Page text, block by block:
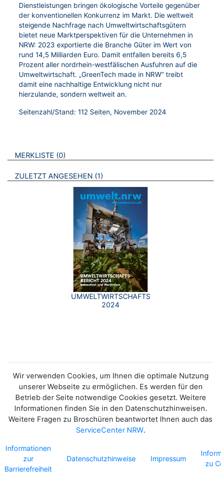
Dienstleistungen bringen ökologische Vorteile gegenüber
der konventionellen Konkurrenz im Markt. Die weltweit
steigende Nachfrage nach Umweltwirtschaftsgütern
bietet neue Marktperspektiven für die Unternehmen in
NRW: 2023 exportierte die Branche Güter im Wert von
rund 14,5 Milliarden Euro. Damit entfallen bereits 6,5
Prozent aller nordrhein-westfälischen Ausfuhren auf die
Umweltwirtschaft. „GreenTech made in NRW“ treibt
damit eine nachhaltige Entwicklung nicht nur
hierzulande, sondern weltweit an.
Seitenzahl/Stand: 112 Seiten, November 2024
VERWEISE AUF VERMERKTE- ODER ZULETZT ANGESEHENE
MERKLISTE 0 BROSCHÜREN
ZULETZT ANGESEHEN 1 BROSCHÜREN
UMWELTWIRTSCHAFTSBERICHT
2024
Wir verwenden Cookies, um Ihnen die optimale Nutzung
unserer Webseite zu ermöglichen. Es werden für den
Betrieb der Seite notwendige Cookies gesetzt. Weitere
Informationen finden Sie in den Datenschutzhinweisen.
Weitere Fragen zu Broschüren beantwortet Ihnen auch das
ServiceCenter NRW.
Informationen
zur
Barrierefreiheit
Datenschutzhinweise Impressum
zu